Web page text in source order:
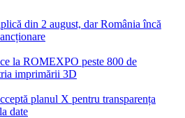
din 2 august, dar România încă
la ROMEXPO peste 800 de
imprimării 3D
planul X pentru transparența
date